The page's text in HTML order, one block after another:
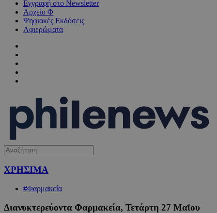
Εγγραφή στο Newsletter
Αρχείο Φ
Ψηφιακές Εκδόσεις
Αφιερώματα
ΧΡΗΣΙΜΑ
#Φαρμακεία
Διανυκτερεύοντα Φαρμακεία, Τετάρτη 27 Μαΐου